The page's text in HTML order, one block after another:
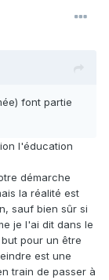
font partie
l'éducation
démarche
la réalité est
sauf bien sûr si
je l'ai dit dans le
pour un être
est une
train de passer à